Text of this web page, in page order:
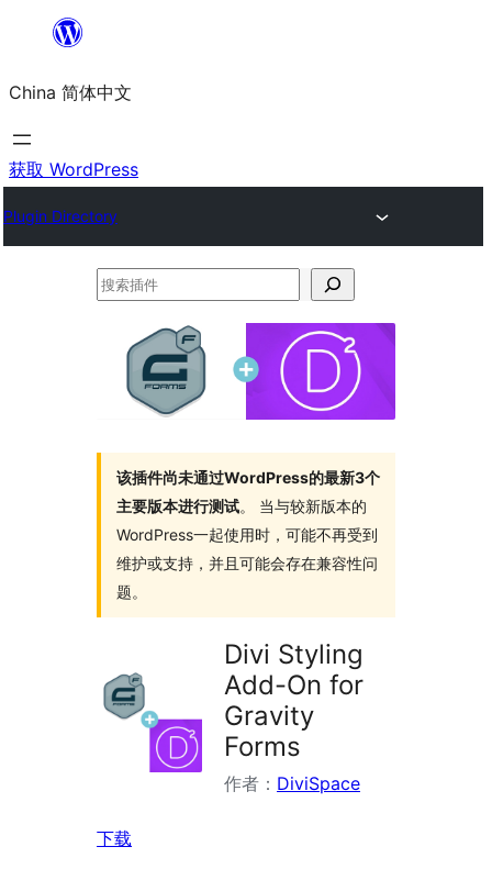
内
容
China 简体中文
获取 WordPress
Plugin Directory
搜
该插件尚未通过WordPress的最新3个
主要版本进行测试。 当与较新版本的
WordPress一起使用时，可能不再受到
维护或支持，并且可能会存在兼容性问
题。
Divi Styling
Add-On for
Gravity
Forms
作者： DiviSpace
下载